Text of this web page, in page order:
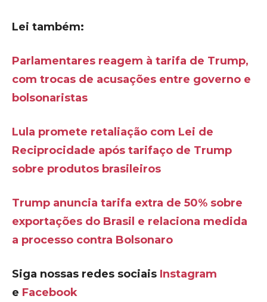
Lei também:
Parlamentares reagem à tarifa de Trump,
com trocas de acusações entre governo e
bolsonaristas
Lula promete retaliação com Lei de
Reciprocidade após tarifaço de Trump
sobre produtos brasileiros
Trump anuncia tarifa extra de 50% sobre
exportações do Brasil e relaciona medida
a processo contra Bolsonaro
Siga nossas redes sociais Instagram
e Facebook